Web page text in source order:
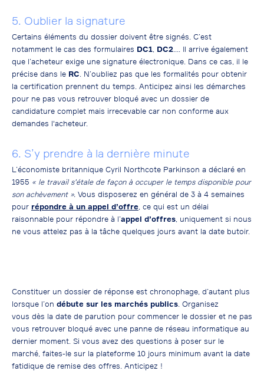
5. Oublier la signature
Certains éléments du dossier doivent être signés. C’est
notamment le cas des formulaires DC1 DC2 …. Il arrive également
que l’acheteur exige une signature électronique. Dans ce cas, il le
précise dans le RC . N’oubliez pas que les formalités pour obtenir
la certification prennent du temps. Anticipez ainsi les démarches
pour ne pas vous retrouver bloqué avec un dossier de
candidature complet mais irrecevable car non conforme aux
demandes l'acheteur.
6. S’y prendre à la dernière minute
L’économiste britannique Cyril Northcote Parkinson a déclaré en
1955 « le travail s'étale de façon à occuper le temps disponible pour
son achèvement ». Vous disposerez en général de 3 à 4 semaines
pour répondre à un appel d’offre , ce qui est un délai
raisonnable pour répondre à l’appel d’offres , uniquement si nous
ne vous attelez pas à la tâche quelques jours avant la date butoir.
Constituer un dossier de réponse est chronophage, d’autant plus
lorsque l’on débute sur les marchés publics Organisez
vous dès la date de parution pour commencer le dossier et ne pas
vous retrouver bloqué avec une panne de réseau informatique au
dernier moment. Si vous avez des questions à poser sur le
marché, faites-le sur la plateforme 10 jours minimum avant la date
fatidique de remise des offres. Anticipez !